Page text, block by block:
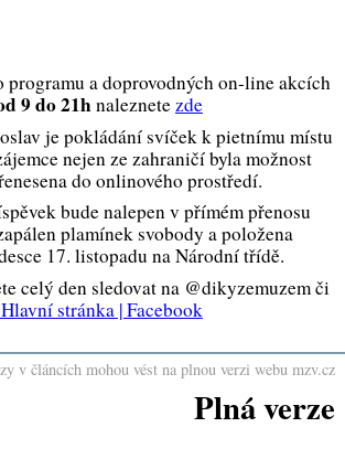
a doprovodných on-line akcích
9 do 21hnaleznetezde
je pokládání svíček k pietnímu místu
nejen ze zahraničí byla možnost
do onlinového prostředí.
bude nalepen v přímém přenosu
plamínek svobody a položena
17. listopadu na Národní třídě.
celý den sledovat na @dikyzemuzem či
stránka | Facebook
v článcích mohou vést na plnou verzi webu mzv.cz
Plná verze